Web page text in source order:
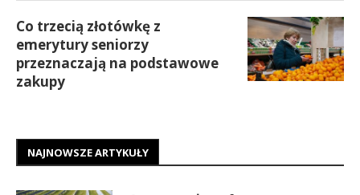
Co trzecią złotówkę z
emerytury seniorzy
przeznaczają na podstawowe
zakupy
NAJNOWSZE ARTYKUŁY